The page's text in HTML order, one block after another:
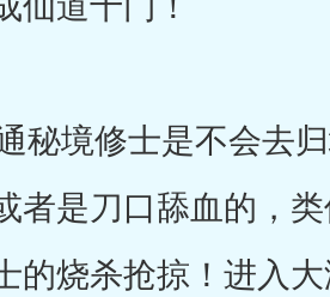
秘境修士是不会去
者是刀口舔血的，
的烧杀抢掠！进入